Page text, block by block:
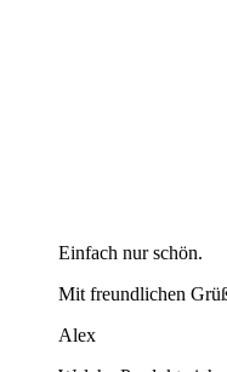
Einfach nur schön.
Mit freundlichen
Alex